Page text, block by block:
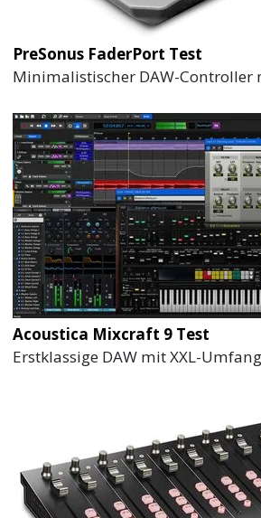
PreSonus FaderPort Test
Minimalistischer DAW-
Acoustica Mixcraft 9 Test
Erstklassige DAW mit XXL-Umfang